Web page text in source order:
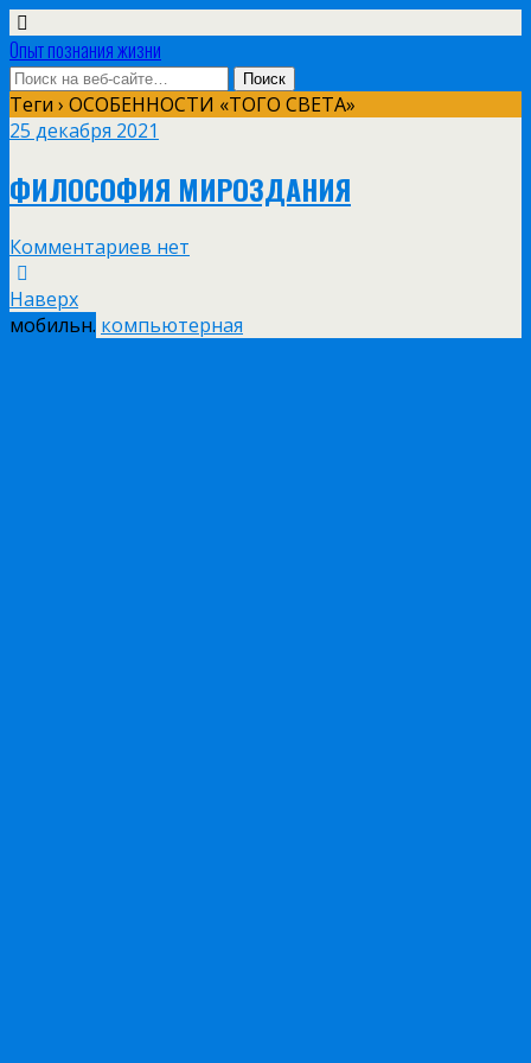
Опыт познания жизни
Теги › ОСОБЕННОСТИ «ТОГО СВЕТА»
25 декабря 2021
ФИЛОСОФИЯ МИРОЗДАНИЯ
Комментариев нет
Наверх
мобильн. компьютерная